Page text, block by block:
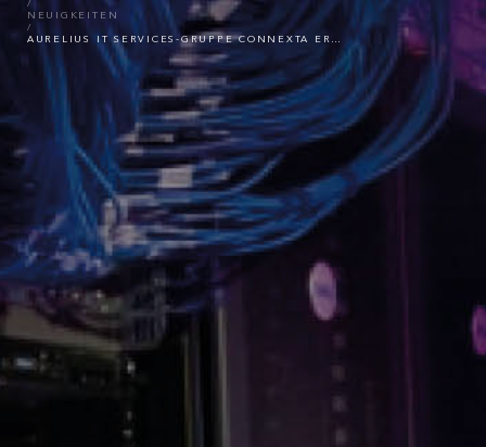
NEUIGKEITEN
AURELIUS IT SERVICES-GRUPPE CONNEXTA ERWIRBT IF-TECH AG